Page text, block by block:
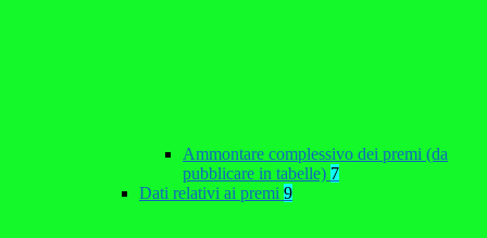
Ammontare complessivo dei premi (da
pubblicare in tabelle) 7
Dati relativi ai premi 9